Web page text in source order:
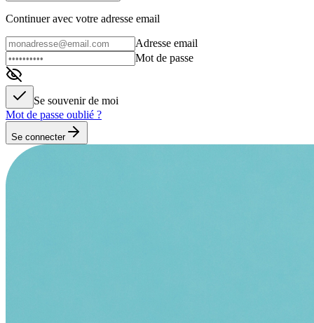
Continuer avec votre adresse email
Adresse email
Mot de passe
Se souvenir de moi
Mot de passe oublié ?
Se connecter